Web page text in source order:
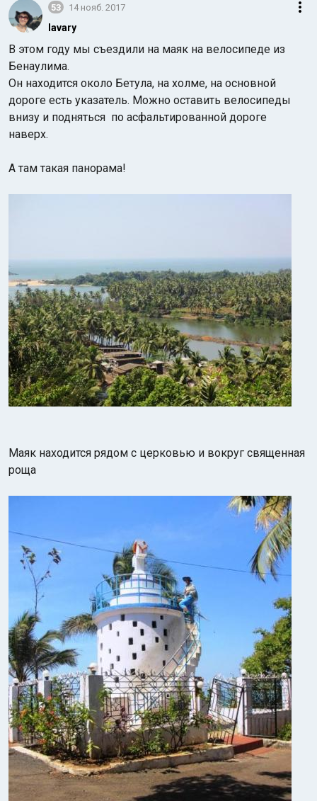
53 14 нояб. 2017
lavary
В этом году мы съездили на маяк на велосипеде из
Бенаулима.
Он находится около Бетула, на холме, на основной
дороге есть указатель. Можно оставить велосипеды
внизу и подняться по асфальтированной дороге
наверх.
А там такая панорама!
Маяк находится рядом с церковью и вокруг священная
роща